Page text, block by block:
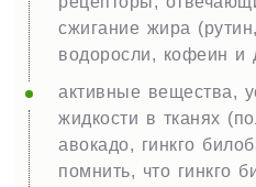
сжигание жира
водоросли, кофеин и
активные вещества,
жидкости в тканях
авокадо, гинкго
помнить, что гинкго